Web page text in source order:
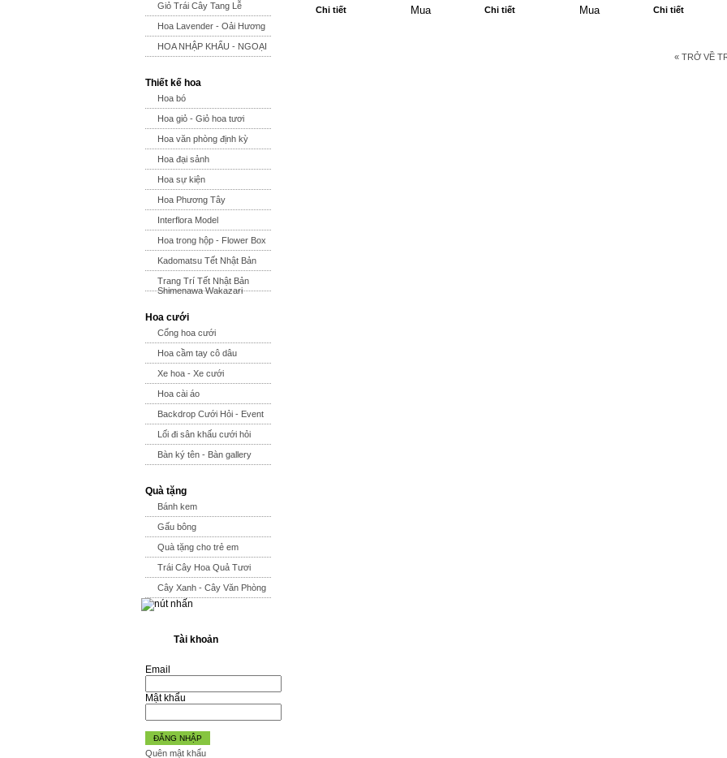
Giỏ Trái Cây Tang Lễ
Hoa Lavender - Oải Hương
HOA NHẬP KHẨU - NGOẠI
Thiết kế hoa
Hoa bó
Hoa giỏ - Giỏ hoa tươi
Hoa văn phòng định kỳ
Hoa đại sảnh
Hoa sự kiện
Hoa Phương Tây
Interflora Model
Hoa trong hộp - Flower Box
Kadomatsu Tết Nhật Bản
Trang Trí Tết Nhật Bản
Shimenawa Wakazari
Hoa cưới
Cổng hoa cưới
Hoa cầm tay cô dâu
Xe hoa - Xe cưới
Hoa cài áo
Backdrop Cưới Hỏi - Event
Lối đi sân khấu cưới hỏi
Bàn ký tên - Bàn gallery
Quà tặng
Bánh kem
Gấu bông
Quà tặng cho trẻ em
Trái Cây Hoa Quả Tươi
Cây Xanh - Cây Văn Phòng
Tài khoản
Email
Mật khẩu
ĐĂNG NHẬP
Quên mật khẩu
Chi tiết Chi tiết Chi tiết
« TRỞ VỀ